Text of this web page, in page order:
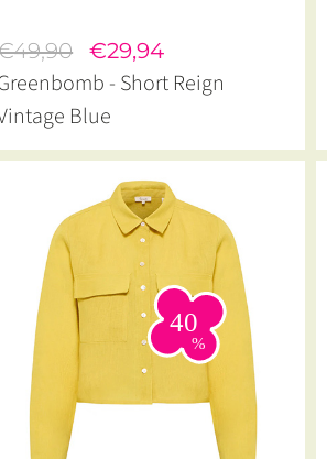
€29,94
- Short Reign
Blue